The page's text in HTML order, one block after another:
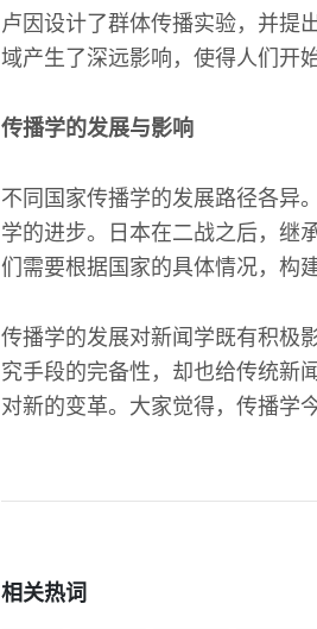
卢因设计了群体传播实验，并提
域产生了深远影响，使得人们开
传播学的发展与影响
不同国家传播学的发展路径各异
学的进步。日本在二战之后，继
们需要根据国家的具体情况，构
传播学的发展对新闻学既有积极
究手段的完备性，却也给传统新
对新的变革。大家觉得，传播学
相关热词